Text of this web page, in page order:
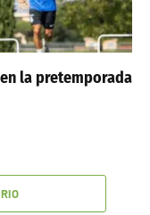
la pretemporada